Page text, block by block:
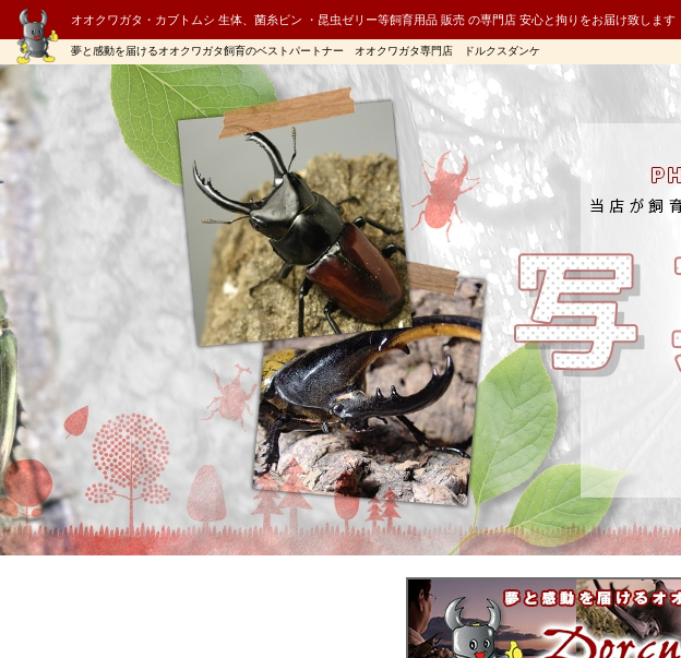
オオクワガタ・カブトムシ 生体、菌糸ビン ・昆虫ゼリー等飼育用品 販売 の専門店 安心と拘りをお届け致します
夢と感動を届けるオオクワガタ飼育のベストパートナー オオクワガタ専門店 ドルクスダンケ